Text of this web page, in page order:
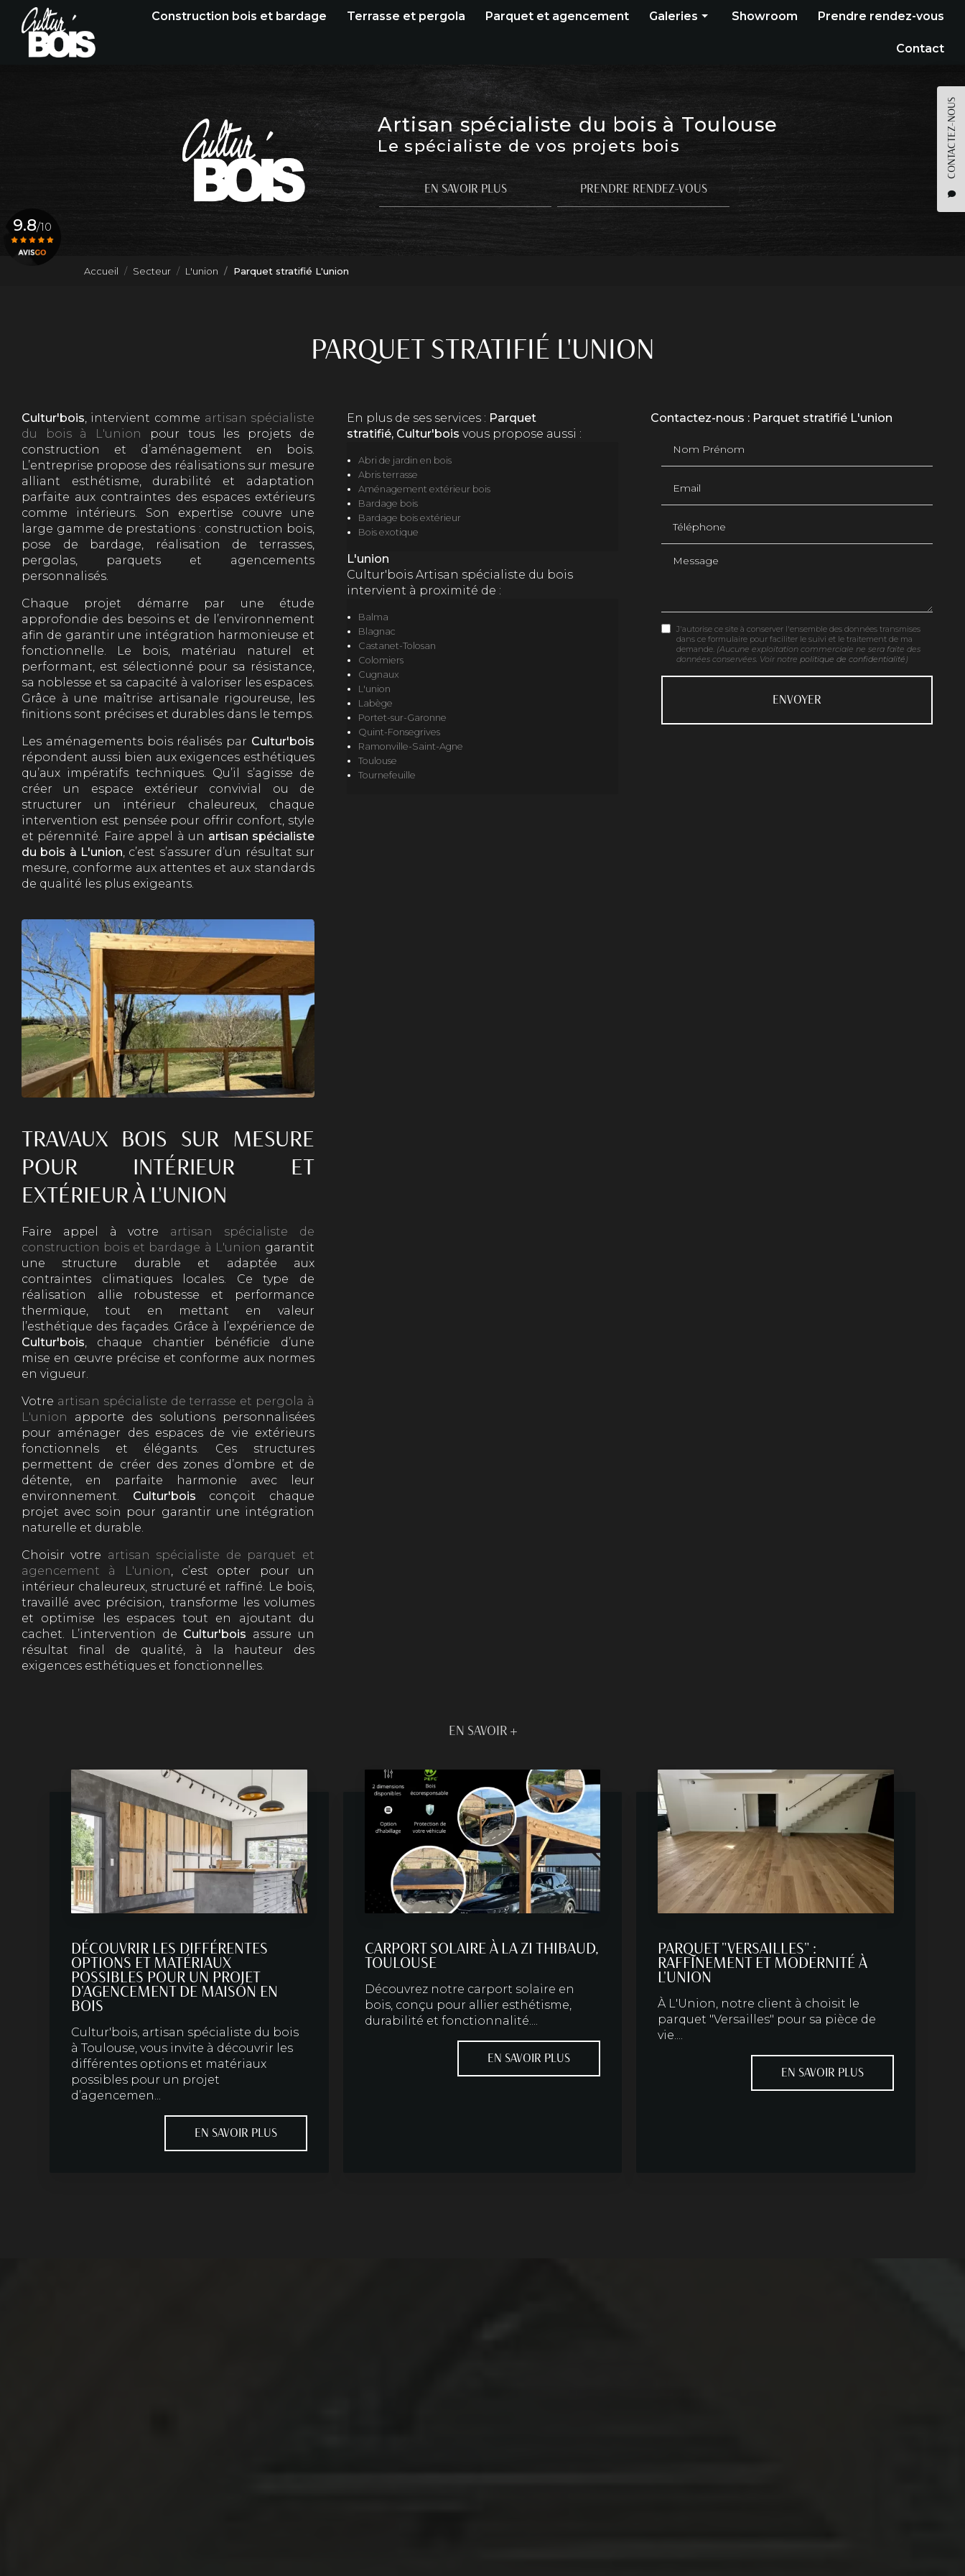
contenu
principal
CONTACTEZ-NOUS
Construction bois et bardage Terrasse et pergola Parquet et agencement Galeries
Pergola
Parquet
Showroom Prendre rendez-vous
Contact
Artisan spécialiste du bois à Toulouse
Le spécialiste de vos projets bois
EN SAVOIR PLUS PRENDRE RENDEZ-VOUS
9.8/10
Accueil Secteur L'union Parquet stratifié L'union
PARQUET STRATIFIÉ L'UNION
Cultur'bois, intervient comme artisan spécialiste
du bois à L'union
pour tous les projets de
construction et d’aménagement en bois.
L’entreprise propose des réalisations sur mesure
alliant esthétisme, durabilité et adaptation
parfaite aux contraintes des espaces extérieurs
comme intérieurs. Son expertise couvre une
large gamme de prestations : construction bois,
pose de bardage, réalisation de terrasses,
pergolas, parquets et agencements
personnalisés.
Chaque projet démarre par une étude
approfondie des besoins et de l’environnement
afin de garantir une intégration harmonieuse et
fonctionnelle. Le bois, matériau naturel et
performant, est sélectionné pour sa résistance,
sa noblesse et sa capacité à valoriser les espaces.
Grâce à une maîtrise artisanale rigoureuse, les
finitions sont précises et durables dans le temps.
Les aménagements bois réalisés par Cultur'bois
répondent aussi bien aux exigences esthétiques
qu’aux impératifs techniques. Qu’il s’agisse de
créer un espace extérieur convivial ou de
structurer un intérieur chaleureux, chaque
intervention est pensée pour offrir confort, style
et pérennité. Faire appel à un artisan spécialiste
du bois à L'union, c’est s’assurer d’un résultat sur
mesure, conforme aux attentes et aux standards
de qualité les plus exigeants.
TRAVAUX BOIS SUR MESURE
POUR INTÉRIEUR ET
EXTÉRIEUR À L'UNION
Faire appel à votre artisan spécialiste de
construction bois et bardage à L'union garantit
une structure durable et adaptée aux
contraintes climatiques locales. Ce type de
réalisation allie robustesse et performance
thermique, tout en mettant en valeur
l’esthétique des façades. Grâce à l’expérience de
Cultur'bois , chaque chantier bénéficie d’une
mise en œuvre précise et conforme aux normes
en vigueur.
Votre artisan spécialiste de terrasse et pergola à
L'union
apporte des solutions personnalisées
pour aménager des espaces de vie extérieurs
fonctionnels et élégants. Ces structures
permettent de créer des zones d’ombre et de
détente, en parfaite harmonie avec leur
environnement. Cultur'bois conçoit chaque
projet avec soin pour garantir une intégration
naturelle et durable.
Choisir votre artisan spécialiste de parquet et
agencement à L'union , c’est opter pour un
intérieur chaleureux, structuré et raffiné. Le bois,
travaillé avec précision, transforme les volumes
et optimise les espaces tout en ajoutant du
cachet. L’intervention de Cultur'bois assure un
résultat final de qualité, à la hauteur des
exigences esthétiques et fonctionnelles.
En plus de ses services : Parquet
stratifié, Cultur'bois vous propose aussi :
Abri de jardin en bois
Abris terrasse
Aménagement extérieur bois
Bardage bois
Bardage bois extérieur
Bois exotique
L'union
Cultur'bois Artisan spécialiste du bois
intervient à proximité de :
Balma
Blagnac
Castanet-Tolosan
Colomiers
Cugnaux
L'union
Labège
Portet-sur-Garonne
Quint-Fonsegrives
Ramonville-Saint-Agne
Toulouse
Tournefeuille
Contactez-nous : Parquet stratifié L'union
Message
J'autorise ce site à conserver l'ensemble des données transmises
dans ce formulaire pour faciliter le suivi et le traitement de ma
demande. (Aucune exploitation commerciale ne sera faite des
données conservées. Voir notre politique de confidentialité )
EN SAVOIR +
DÉCOUVRIR LES DIFFÉRENTES
OPTIONS ET MATÉRIAUX
POSSIBLES POUR UN PROJET
D'AGENCEMENT DE MAISON EN
BOIS
Cultur'bois, artisan spécialiste du bois
à Toulouse, vous invite à découvrir les
différentes options et matériaux
possibles pour un projet
d’agencemen...
EN SAVOIR PLUS
CARPORT SOLAIRE À LA ZI THIBAUD,
TOULOUSE
Découvrez notre carport solaire en
bois, conçu pour allier esthétisme,
durabilité et fonctionnalité....
EN SAVOIR PLUS
PARQUET "VERSAILLES" :
RAFFINEMENT ET MODERNITÉ À
L'UNION
À L'Union, notre client à choisit le
parquet "Versailles" pour sa pièce de
vie....
EN SAVOIR PLUS